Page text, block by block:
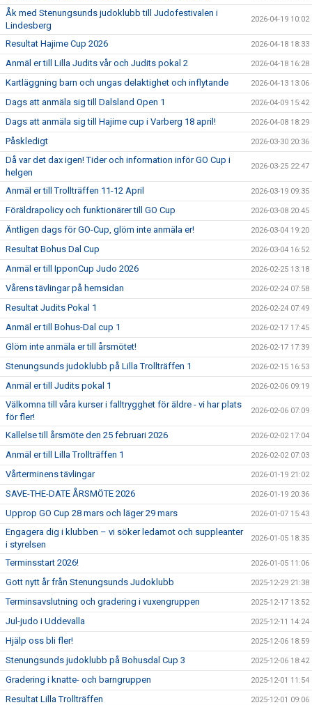
Åk med Stenungsunds judoklubb till Judofestivalen i
Lindesberg
2026-04-19 10:02
Resultat Hajime Cup 2026 2026-04-18 18:33
Anmäl er till Lilla Judits vår och Judits pokal 2 2026-04-18 16:28
Kartläggning barn och ungas delaktighet och inflytande 2026-04-13 13:06
Dags att anmäla sig till Dalsland Open 1 2026-04-09 15:42
Dags att anmäla sig till Hajime cup i Varberg 18 april! 2026-04-08 18:29
Påskledigt 2026-03-30 20:36
Då var det dax igen! Tider och information inför GO Cup i
helgen
2026-03-25 22:47
Anmäl er till Trollträffen 11-12 April 2026-03-19 09:35
Föräldrapolicy och funktionärer till GO Cup 2026-03-08 20:45
Äntligen dags för GO-Cup, glöm inte anmäla er! 2026-03-04 19:20
Resultat Bohus Dal Cup 2026-03-04 16:52
Anmäl er till IpponCup Judo 2026 2026-02-25 13:18
Vårens tävlingar på hemsidan 2026-02-24 07:58
Resultat Judits Pokal 1 2026-02-24 07:49
Anmäl er till Bohus-Dal cup 1 2026-02-17 17:45
Glöm inte anmäla er till årsmötet! 2026-02-17 17:39
Stenungsunds judoklubb på Lilla Trollträffen 1 2026-02-15 16:53
Anmäl er till Judits pokal 1 2026-02-06 09:19
Välkomna till våra kurser i falltrygghet för äldre - vi har plats
för fler!
2026-02-06 07:09
Kallelse till årsmöte den 25 februari 2026 2026-02-02 17:04
Anmäl er till Lilla Trollträffen 1 2026-02-02 07:03
Vårterminens tävlingar 2026-01-19 21:02
SAVE-THE-DATE ÅRSMÖTE 2026 2026-01-19 20:36
Upprop GO Cup 28 mars och läger 29 mars 2026-01-07 15:43
Engagera dig i klubben – vi söker ledamot och suppleanter
i styrelsen
2026-01-05 18:35
Terminsstart 2026! 2026-01-05 11:06
Gott nytt år från Stenungsunds Judoklubb 2025-12-29 21:38
Terminsavslutning och gradering i vuxengruppen 2025-12-17 13:52
Jul-judo i Uddevalla 2025-12-11 14:24
Hjälp oss bli fler! 2025-12-06 18:59
Stenungsunds judoklubb på Bohusdal Cup 3 2025-12-06 18:42
Gradering i knatte- och barngruppen 2025-12-01 11:54
Resultat Lilla Trollträffen 2025-12-01 09:06